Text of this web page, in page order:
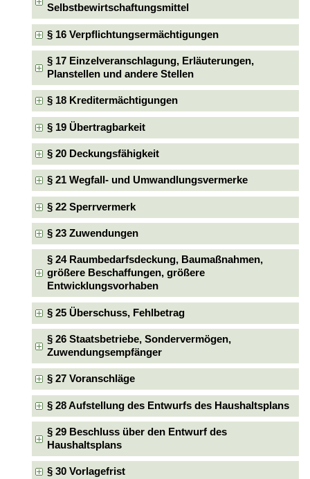
Selbstbewirtschaftungsmittel
§ 16 Verpflichtungsermächtigungen
§ 17 Einzelveranschlagung, Erläuterungen,
Planstellen und andere Stellen
§ 18 Kreditermächtigungen
§ 19 Übertragbarkeit
§ 20 Deckungsfähigkeit
§ 21 Wegfall- und Umwandlungsvermerke
§ 22 Sperrvermerk
§ 23 Zuwendungen
§ 24 Raumbedarfsdeckung, Baumaßnahmen,
größere Beschaffungen, größere
Entwicklungsvorhaben
§ 25 Überschuss, Fehlbetrag
§ 26 Staatsbetriebe, Sondervermögen,
Zuwendungsempfänger
§ 27 Voranschläge
§ 28 Aufstellung des Entwurfs des Haushaltsplans
§ 29 Beschluss über den Entwurf des
Haushaltsplans
§ 30 Vorlagefrist